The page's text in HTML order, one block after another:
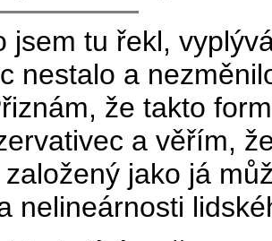
jsem tu řekl,
nestalo a
že takto
a věřím,
jako já
nelineárnosti